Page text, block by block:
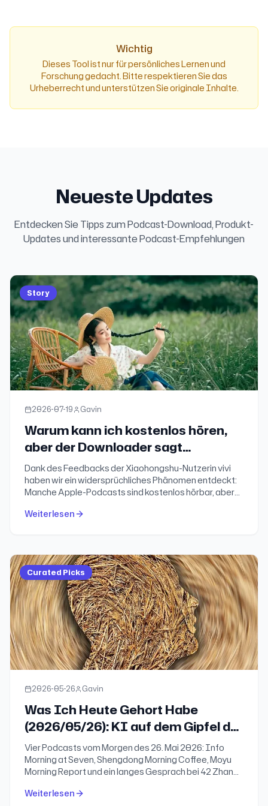
Wichtig
Dieses Tool ist nur für persönliches Lernen und
Forschung gedacht. Bitte respektieren Sie das
Urheberrecht und unterstützen Sie originale Inhalte.
Neueste Updates
Entdecken Sie Tipps zum Podcast-Download, Produkt-
Updates und interessante Podcast-Empfehlungen
Story
2026-07-19 Gavin
Warum kann ich kostenlos hören,
aber der Downloader sagt
"Download nicht möglich"?
Dank des Feedbacks der Xiaohongshu-Nutzerin vivi
haben wir ein widersprüchliches Phänomen entdeckt:
Manche Apple-Podcasts sind kostenlos hörbar, aber
mehrtägiger Untersuchung haben wir endlich die
Weiterlesen
Curated Picks
2026-05-26 Gavin
Was Ich Heute Gehort Habe
(2026/05/26): KI auf dem Gipfel der
Verblendung, die Falle der
Sofortentscheidung und die
Geschaftsverschiebungen, die
unser Leben neu formen
Vier Podcasts vom Morgen des 26. Mai 2026: Info
Morning at Seven, Shengdong Morning Coffee, Moyu
Morning Report und ein langes Gesprach bei 42 Zhang
Moment technologischer Beschleunigung und
Weiterlesen